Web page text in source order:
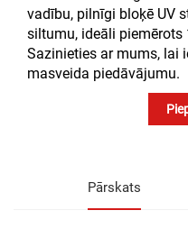
vadību, pilnīgi bloķē UV
siltumu, ideāli piemērots
Sazinieties ar mums, lai
masveida piedāvājumu.
Pārskats